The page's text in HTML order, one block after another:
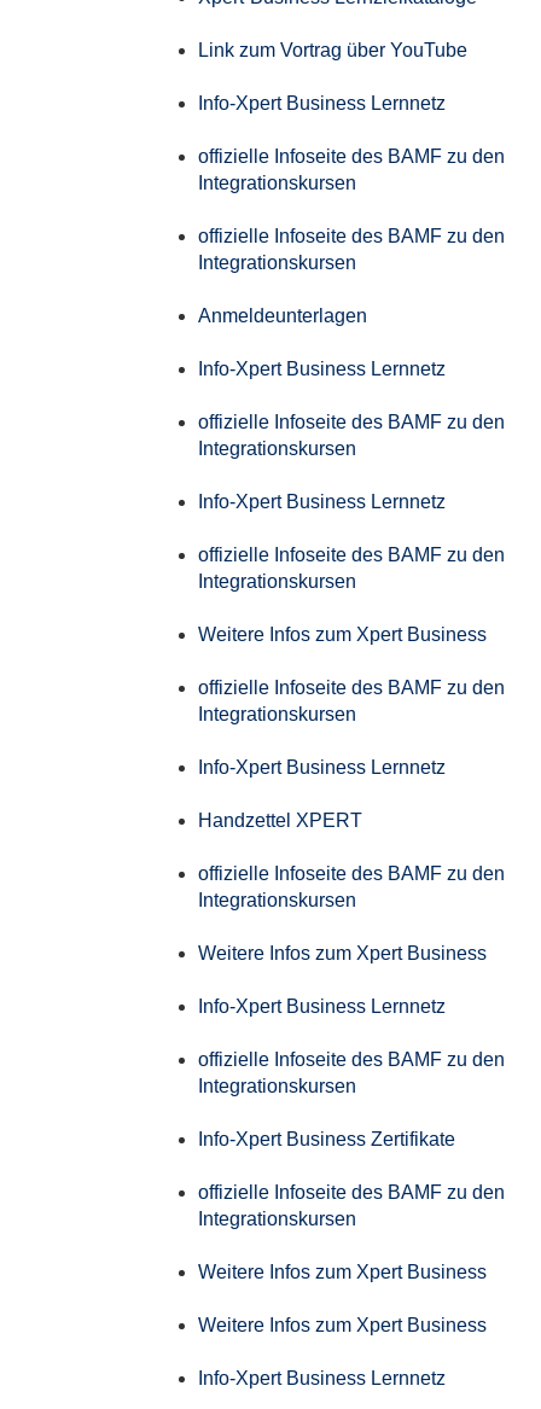
Link zum Vortrag über YouTube
Info-Xpert Business Lernnetz
offizielle Infoseite des BAMF zu den
Integrationskursen
offizielle Infoseite des BAMF zu den
Integrationskursen
Anmeldeunterlagen
Info-Xpert Business Lernnetz
offizielle Infoseite des BAMF zu den
Integrationskursen
Info-Xpert Business Lernnetz
offizielle Infoseite des BAMF zu den
Integrationskursen
Weitere Infos zum Xpert Business
offizielle Infoseite des BAMF zu den
Integrationskursen
Info-Xpert Business Lernnetz
Handzettel XPERT
offizielle Infoseite des BAMF zu den
Integrationskursen
Weitere Infos zum Xpert Business
Info-Xpert Business Lernnetz
offizielle Infoseite des BAMF zu den
Integrationskursen
Info-Xpert Business Zertifikate
offizielle Infoseite des BAMF zu den
Integrationskursen
Weitere Infos zum Xpert Business
Weitere Infos zum Xpert Business
Info-Xpert Business Lernnetz